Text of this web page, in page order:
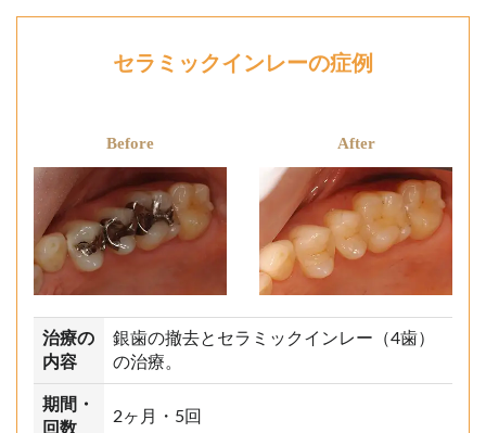
セラミックインレーの症例
Before After
治療の
内容
銀歯の撤去とセラミックインレー（4歯）
の治療。
期間・
回数
2ヶ月・5回